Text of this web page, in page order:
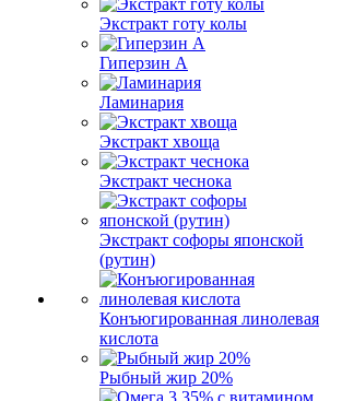
Экстракт готу колы
Гиперзин А
Ламинария
Экстракт хвоща
Экстракт чеснока
Экстракт софоры японской
(рутин)
Конъюгированная линолевая
кислота
Рыбный жир 20%